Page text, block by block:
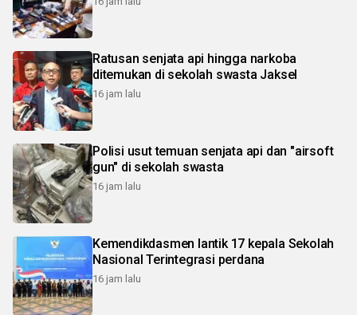
Ratusan senjata api hingga narkoba
ditemukan di sekolah swasta Jaksel
16 jam lalu
Polisi usut temuan senjata api dan "airsoft
gun" di sekolah swasta
16 jam lalu
Kemendikdasmen lantik 17 kepala Sekolah
Nasional Terintegrasi perdana
16 jam lalu